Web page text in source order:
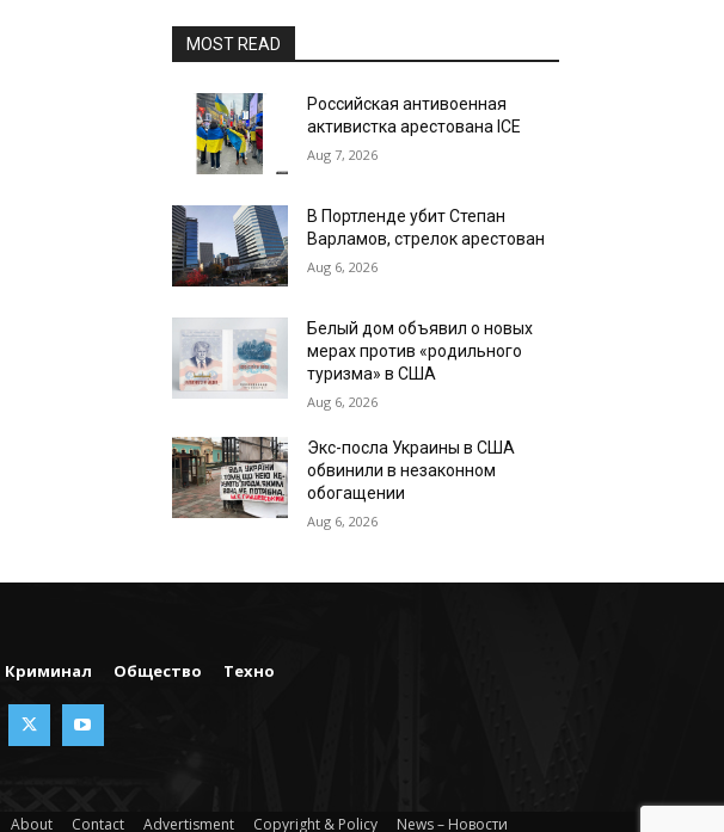
MOST READ
Российская антивоенная
активистка арестована ICE
Aug 7, 2026
В Портленде убит Степан
Варламов, стрелок арестован
Aug 6, 2026
Белый дом объявил о новых
мерах против «родильного
туризма» в США
Aug 6, 2026
Экс-посла Украины в США
обвинили в незаконном
обогащении
Aug 6, 2026
Криминал Общество Техно
About Contact Advertisment Copyright & Policy News – Новости